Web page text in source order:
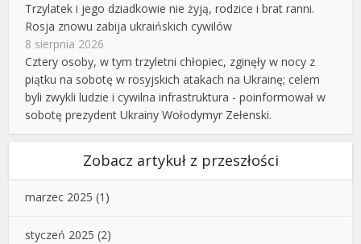
Trzylatek i jego dziadkowie nie żyją, rodzice i brat ranni.
Rosja znowu zabija ukraińskich cywilów
8 sierpnia 2026
Cztery osoby, w tym trzyletni chłopiec, zginęły w nocy z
piątku na sobotę w rosyjskich atakach na Ukrainę; celem
byli zwykli ludzie i cywilna infrastruktura - poinformował w
sobotę prezydent Ukrainy Wołodymyr Zełenski.
Zobacz artykuł z przeszłości
marzec 2025 (1)
styczeń 2025 (2)